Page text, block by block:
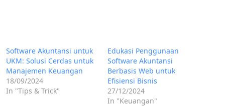
Software Akuntansi untuk
UKM: Solusi Cerdas untuk
Manajemen Keuangan
18/09/2024
In "Tips & Trick"
Edukasi Penggunaan
Software Akuntansi
Berbasis Web untuk
Efisiensi Bisnis
27/12/2024
In "Keuangan"